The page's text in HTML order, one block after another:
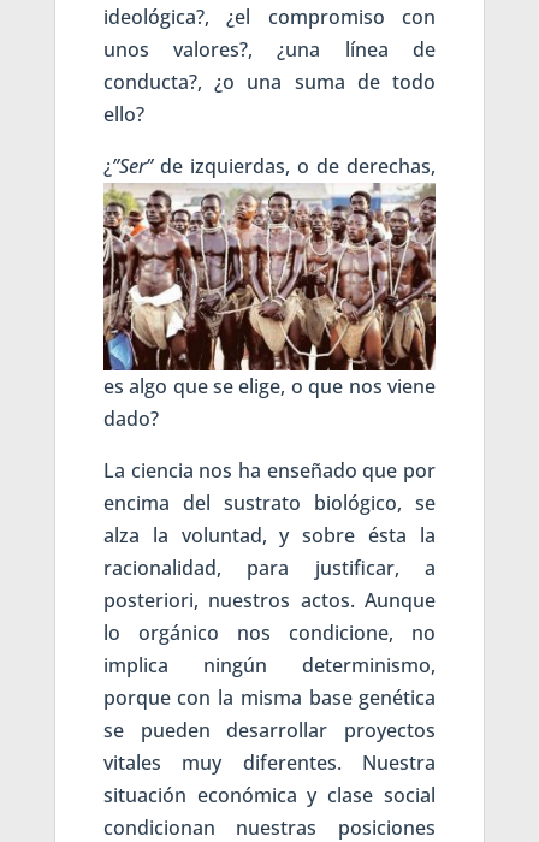
ideológica?, ¿el compromiso con
unos valores?, ¿una línea de
conducta?, ¿o una suma de todo
ello?
¿”Ser”de izquierdas, o de derechas,
es algo que se elige, o que nos viene
dado?
La ciencia nos ha enseñado que por
encima del sustrato biológico, se
alza la voluntad, y sobre ésta la
racionalidad, para justificar, a
posteriori, nuestros actos. Aunque
lo orgánico nos condicione, no
implica ningún determinismo,
porque con la misma base genética
se pueden desarrollar proyectos
vitales muy diferentes. Nuestra
situación económica y clase social
condicionan nuestras posiciones